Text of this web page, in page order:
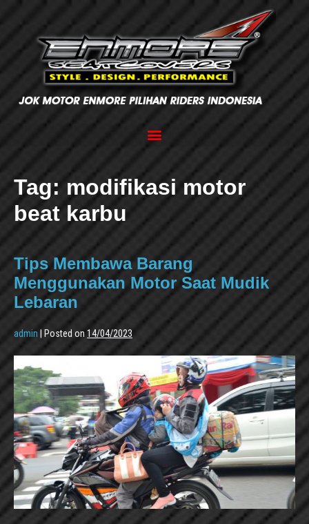
Tag: modifikasi motor
beat karbu
Tips Membawa Barang
Menggunakan Motor Saat Mudik
Lebaran
admin | Posted on 14/04/2023